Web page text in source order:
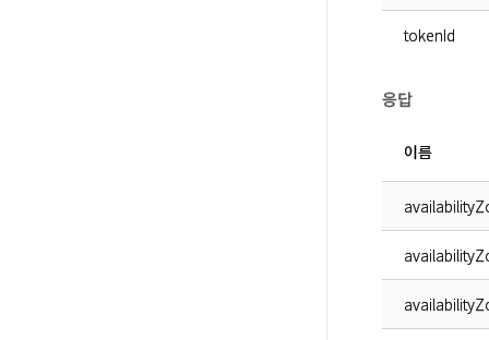
tokenId
응답
이름